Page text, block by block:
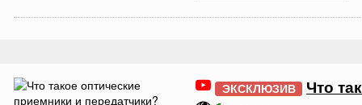
ЭКСКЛЮЗИВ
Что